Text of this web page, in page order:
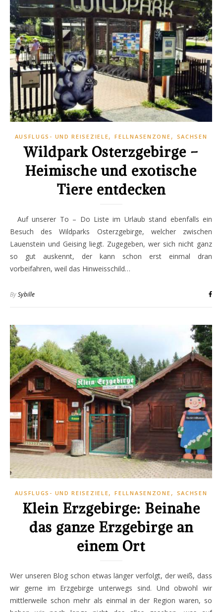
AUSFLUGS- UND REISEZIELE,FELLNASENZONE , SACHSEN
Wildpark Osterzgebirge –
Heimische und exotische
Tiere entdecken
Auf unserer To – Do Liste im Urlaub stand ebenfalls ein
Besuch des Wildparks Osterzgebirge, welcher zwischen
Lauenstein und Geising liegt. Zugegeben, wer sich nicht ganz
so gut auskennt, der kann schon erst einmal dran
vorbeifahren, weil das Hinweisschild…
BySybille
AUSFLUGS- UND REISEZIELE,FELLNASENZONE , SACHSEN
Klein Erzgebirge: Beinahe
das ganze Erzgebirge an
einem Ort
Wer unseren Blog schon etwas länger verfolgt, der weiß, dass
wir gerne im Erzgebirge unterwegs sind. Und obwohl wir
mittlerweile schon mehr als einmal in der Region waren, so